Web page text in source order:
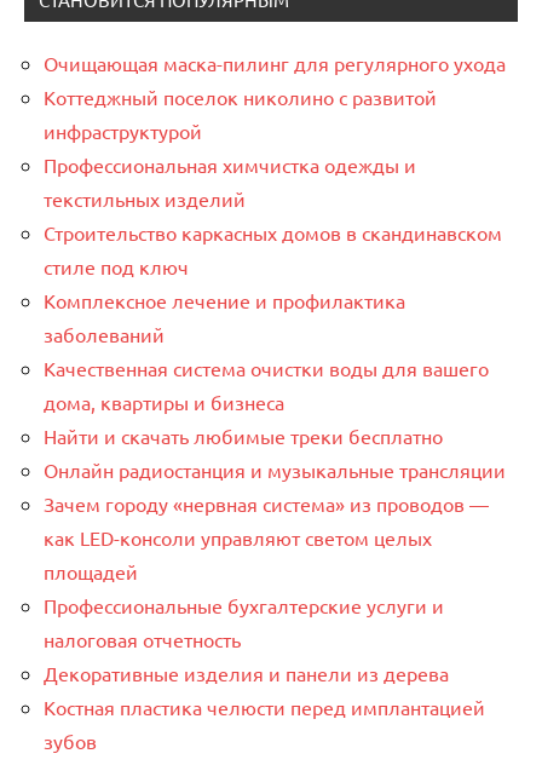
Очищающая маска-пилинг для регулярного ухода
Коттеджный поселок николино с развитой
инфраструктурой
Профессиональная химчистка одежды и
текстильных изделий
Строительство каркасных домов в скандинавском
стиле под ключ
Комплексное лечение и профилактика
заболеваний
Качественная система очистки воды для вашего
дома, квартиры и бизнеса
Найти и скачать любимые треки бесплатно
Онлайн радиостанция и музыкальные трансляции
Зачем городу «нервная система» из проводов —
как LED-консоли управляют светом целых
площадей
Профессиональные бухгалтерские услуги и
налоговая отчетность
Декоративные изделия и панели из дерева
Костная пластика челюсти перед имплантацией
зубов